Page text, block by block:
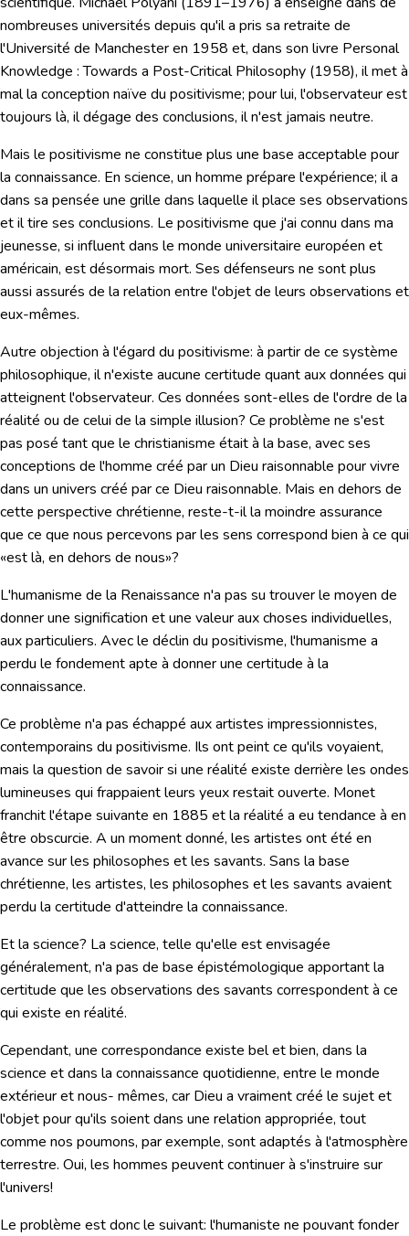
nombreuses universités depuis qu'il a pris sa retraite de
l'Université de Manchester en 1958 et, dans son livre Personal
Knowledge :Towards a Post-Critical Philosophy (1958), il met à
mal la conception naïve du positivisme; pour lui, l'observateurest
toujours là, il dégage des conclusions, iln'est jamais neutre.
Mais le positivisme ne constitue plus une base acceptable pour
la connaissance. En science, un homme prépare l'expérience; il a
dans sa pensée une grille dans laquelle il place ses observations
et il tire ses conclusions. Le positivisme que j'ai connu dans ma
jeunesse, si influent dans le monde universitaire européen et
américain, est désormais mort. Ses défenseurs ne sont plus
aussi assurés de la relation entre l'objet de leurs observations et
eux-mêmes.
Autre objection à l'égard du positivisme: à partir de ce système
philosophique, il n'existe aucune certitude quant aux données qui
atteignent l'observateur. Ces données sont-elles de l'ordre de la
réalité ou de celui de la simple illusion? Ce problème ne s'est
pas posé tant que le christianisme était à la base, avec ses
conceptions de l'homme créé par un Dieu raisonnable pour vivre
dans un univers créé par ce Dieu raisonnable. Mais en dehors de
cette perspective chrétienne, reste-t-il la moindre assurance
que ce que nous percevons par les sens correspond bien à ce qui
«est là, en dehors de nous»?
L'humanisme de la Renaissance n'a pas su trouver le moyen de
donner une signification et une valeur aux choses individuelles,
aux particuliers. Avec le déclin du positivisme, l'humanisme a
perdu le fondement apte à donner une certitude à la
connaissance.
Ce problème n'a pas échappé aux artistes impressionnistes,
contemporains du positivisme. Ils ont peint ce qu'ils voyaient,
mais la question de savoir si une réalité existe derrière les ondes
lumineuses qui frappaient leurs yeux restait ouverte. Monet
franchit l'étape suivante en 1885 et la réalité a eu tendance à en
être obscurcie. A un moment donné, les artistes ont été en
avance sur les philosophes et les savants. Sans la base
chrétienne, les artistes, les philosophes et les savants avaient
perdu la certitude d'atteindre la connaissance.
Et la science? La science, telle qu'elle est envisagée
généralement, n'a pas de base épistémologique apportant la
certitude que les observations des savants correspondent à ce
qui existe en réalité.
Cependant, une correspondance existe bel et bien, dans la
science et dans la connaissance quotidienne, entre le monde
extérieur et nous- mêmes, car Dieu a vraiment créé le sujet et
l'objet pour qu'ils soient dans une relation appropriée, tout
comme nos poumons, par exemple, sont adaptés à l'atmosphère
terrestre. Oui, les hommes peuvent continuer à s'instruire sur
l'univers!
Le problème est donc le suivant: l'humaniste ne pouvant fonder